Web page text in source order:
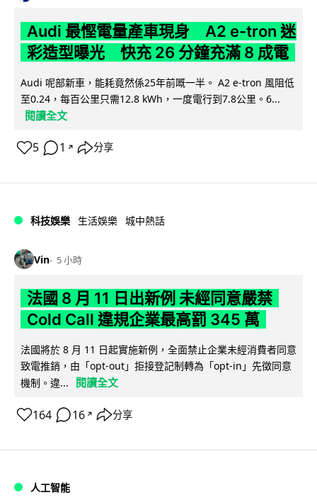
Audi 最慳電量產車現身 A2 e-tron 迷
彩造型曝光 快充 26 分鐘充滿 8 成電
Audi 呢部新車，能耗竟然係25年前嘅一半。 A2 e-tron 風阻低
至0.24，每百公里只需12.8 kWh，一度電行到7.8公里。6...
閱讀全文
5 1 ↗ 分享
科技娛樂 生活娛樂 城中熱話
Vin 5 小時
法國 8 月 11 日出新例 未經同意嚴禁
Cold Call 違規企業最高罰 345 萬
法國將於 8 月 11 日起實施新例，全面禁止企業未經消費者同意
致電推銷，由「opt-out」拒接登記制轉為「opt-in」先徵同意
機制。違...
閱讀全文
164 16 ↗ 分享
人工智能